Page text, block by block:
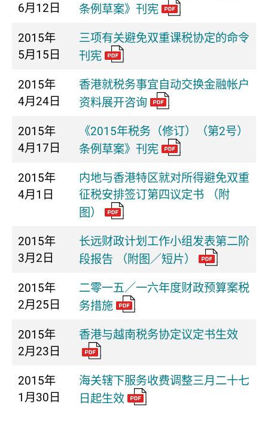
6月12日
条例草案》刊宪
2015年
5月15日
三项有关避免双重课税协定的命令
刊宪
2015年
4月24日
香港就税务事宜自动交换金融帐户
资料展开咨询
2015年
4月17日
《2015年税务（修订）（第2号）
条例草案》刊宪
2015年
4月1日
内地与香港特区就对所得避免双重
征税安排签订第四议定书 （附
图）
2015年
3月2日
长远财政计划工作小组发表第二阶
段报告 （附图／短片）
2015年
2月25日
二零一五／一六年度财政预算案税
务措施
2015年
2月23日
香港与越南税务协定议定书生效
2015年
1月30日
海关辖下服务收费调整三月二十七
日起生效